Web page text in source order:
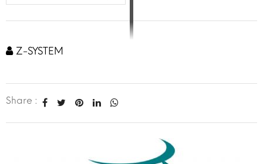
Z-SYSTEM
Share :